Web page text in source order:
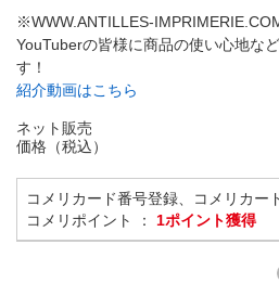
※WWW.ANTILLES-
YouTuberの皆様に商品の使い心地な
す！
紹介動画はこちら
ネット販売
価格（税込）
コメリカード番号登録、コメリカー
コメリポイント ： 1ポイント獲得